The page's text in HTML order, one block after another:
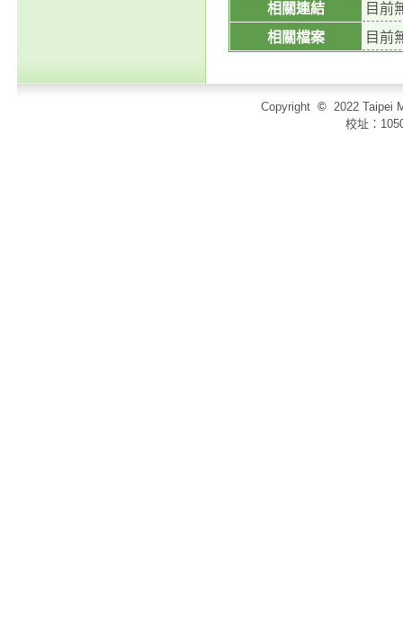
相關連結
目前
相關檔案
目前
Copyright © 2022 Taipei
校址：